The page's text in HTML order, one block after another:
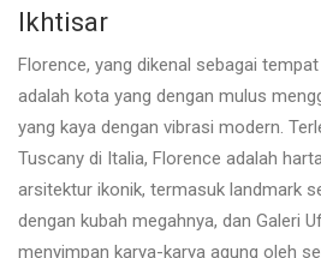
Ikhtisar
Florence, yang dikenal sebagai
adalah kota yang dengan mulus
yang kaya dengan vibrasi modern.
Tuscany di Italia, Florence adalah
arsitektur ikonik, termasuk landmark
dengan kubah megahnya, dan Galeri
menyimpan karya-karya agung oleh